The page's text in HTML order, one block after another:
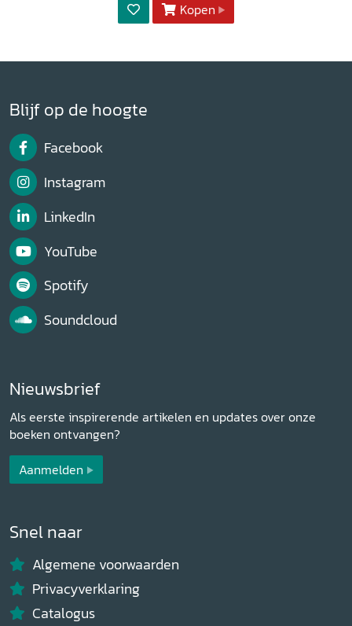
Kopen
Blijf op de hoogte
Facebook
Instagram
LinkedIn
YouTube
Spotify
Soundcloud
Nieuwsbrief
Als eerste inspirerende artikelen en updates over onze
boeken ontvangen?
Aanmelden
Snel naar
Algemene voorwaarden
Privacyverklaring
Catalogus